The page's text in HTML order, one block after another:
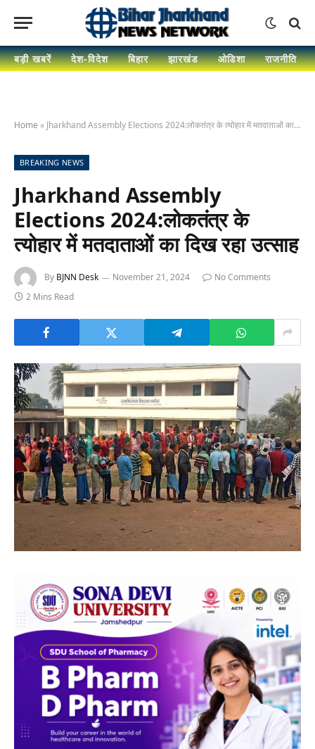
बड़ी खबरें देश-विदेश बिहार झारखंड ओडिशा राजनीति
Home » Jharkhand Assembly Elections 2024:लोकतंत्र के त्योहार में मतदाताओं का दिख रहा उत्साह
BREAKING NEWS
Jharkhand Assembly
Elections 2024:लोकतंत्र के
त्योहार में मतदाताओं का दिख रहा उत्साह
By BJNN Desk November 21, 2024
No Comments
2 Mins Read